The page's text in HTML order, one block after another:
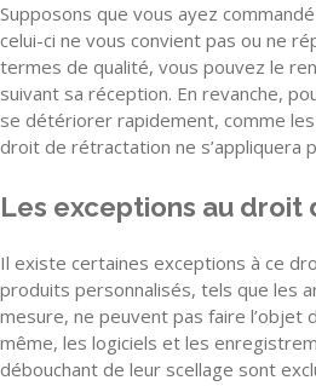
Supposons que vous ayez
celui-ci ne vous convient pas ou ne
termes de qualité, vous pouvez le
suivant sa réception. En revanche,
se détériorer rapidement, comme
droit de rétractation ne s’appliquera
Les exceptions au
Il existe certaines exceptions à ce
produits personnalisés, tels que les
mesure, ne peuvent pas faire l’objet
même, les logiciels et les
débouchant de leur scellage sont